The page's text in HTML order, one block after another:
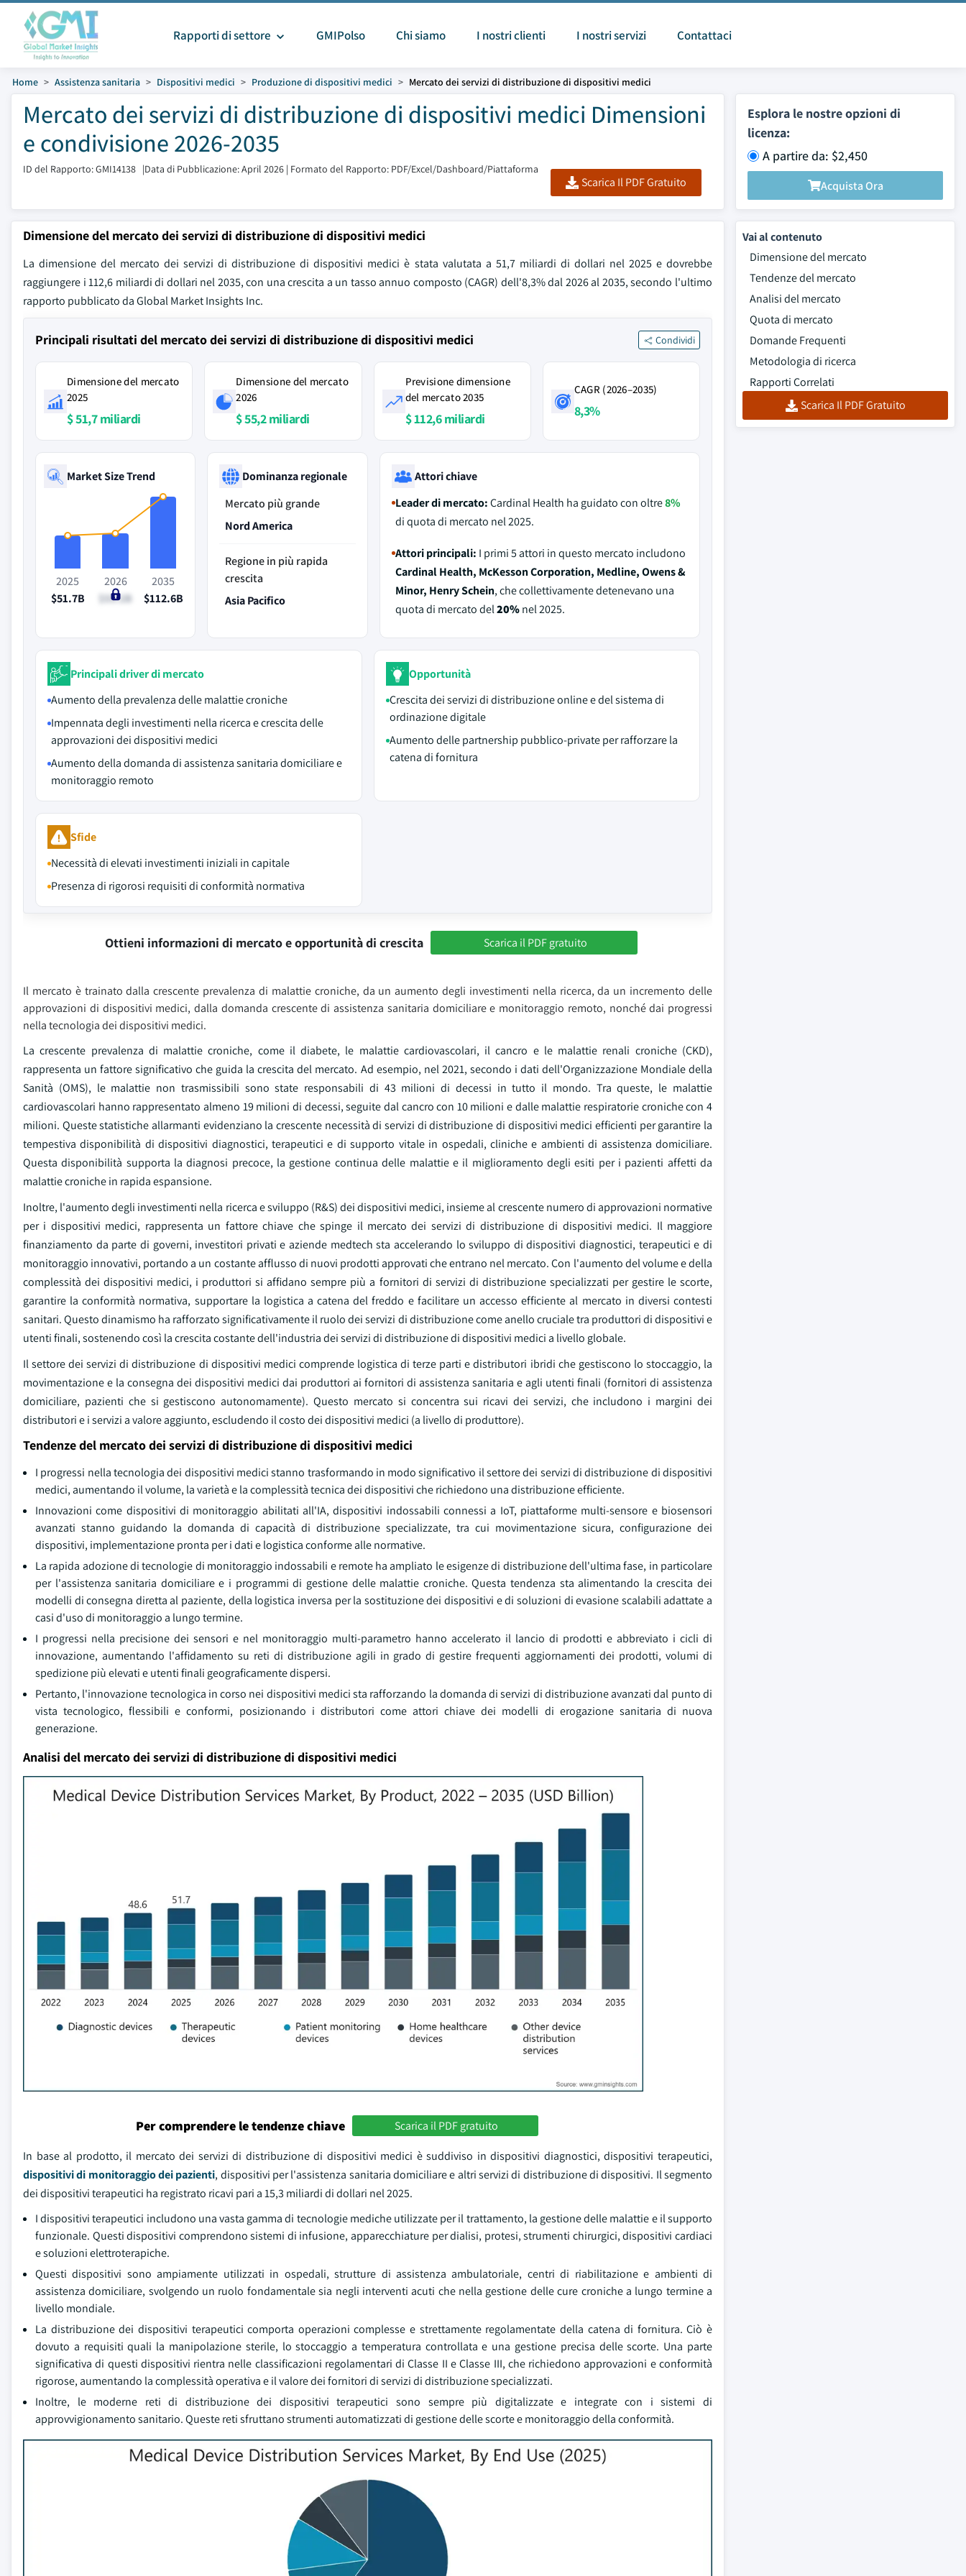
Rapporti di settore GMIPolso Chi siamo I nostri clienti I nostri servizi Contattaci
Home Assistenza sanitaria Dispositivi medici Produzione di dispositivi medici Mercato dei servizi di distribuzione di dispositivi medici
Mercato dei servizi di distribuzione di dispositivi medici Dimensioni
e condivisione 2026-2035
ID del Rapporto: GMI14138 |Data di Pubblicazione: April 2026 | Formato del Rapporto: PDF/Excel/Dashboard/Piattaforma
Scarica Il PDF Gratuito
Esplora le nostre opzioni di
licenza:
A partire da: $2,450
Acquista Ora
Dimensione del mercato dei servizi di distribuzione di dispositivi medici
La dimensione del mercato dei servizi di distribuzione di dispositivi medici è stata valutata a 51,7 miliardi di dollari nel 2025 e dovrebbe
raggiungere i 112,6 miliardi di dollari nel 2035, con una crescita a un tasso annuo composto (CAGR) dell'8,3% dal 2026 al 2035, secondo l'ultimo
rapporto pubblicato da Global Market Insights Inc.
Principali risultati del mercato dei servizi di distribuzione di dispositivi medici Condividi
Dimensione del mercato
2025
$ 51,7 miliardi
Dimensione del mercato
2026
$ 55,2 miliardi
Previsione dimensione
del mercato 2035
$ 112,6 miliardi
CAGR (2026–2035)
8,3%
Market Size Trend
2025
$51.7B
2026
$55.2B
2035
$112.6B
Dominanza regionale
Mercato più grande
Nord America
Regione in più rapida
crescita
Asia Pacifico
Attori chiave
Leader di mercato:Cardinal Health ha guidato con oltre8%
di quota di mercato nel 2025.
Attori principali: I primi 5 attori in questo mercato includono
Cardinal Health, McKesson Corporation, Medline, Owens &
Minor, Henry Schein, che collettivamente detenevano una
quota di mercato del20%nel 2025.
Principali driver di mercato
Aumento della prevalenza delle malattie croniche
Impennata degli investimenti nella ricerca e crescita delle
approvazioni dei dispositivi medici
Aumento della domanda di assistenza sanitaria domiciliare e
monitoraggio remoto
Opportunità
Crescita dei servizi di distribuzione online e del sistema di
ordinazione digitale
Aumento delle partnership pubblico-private per rafforzare la
catena di fornitura
Sfide
Necessità di elevati investimenti iniziali in capitale
Presenza di rigorosi requisiti di conformità normativa
Ottieni informazioni di mercato e opportunità di crescita Scarica il PDF gratuito
Il mercato è trainato dalla crescente prevalenza di malattie croniche, da un aumento degli investimenti nella ricerca, da un incremento delle
approvazioni di dispositivi medici, dalla domanda crescente di assistenza sanitaria domiciliare e monitoraggio remoto, nonché dai progressi
nella tecnologia dei dispositivi medici.
La crescente prevalenza di malattie croniche, come il diabete, le malattie cardiovascolari, il cancro e le malattie renali croniche (CKD),
rappresenta un fattore significativo che guida la crescita del mercato. Ad esempio, nel 2021, secondo i dati dell'Organizzazione Mondiale della
Sanità (OMS), le malattie non trasmissibili sono state responsabili di 43 milioni di decessi in tutto il mondo. Tra queste, le malattie
cardiovascolari hanno rappresentato almeno 19 milioni di decessi, seguite dal cancro con 10 milioni e dalle malattie respiratorie croniche con 4
milioni. Queste statistiche allarmanti evidenziano la crescente necessità di servizi di distribuzione di dispositivi medici efficienti per garantire la
tempestiva disponibilità di dispositivi diagnostici, terapeutici e di supporto vitale in ospedali, cliniche e ambienti di assistenza domiciliare.
Questa disponibilità supporta la diagnosi precoce, la gestione continua delle malattie e il miglioramento degli esiti per i pazienti affetti da
malattie croniche in rapida espansione.
Inoltre, l'aumento degli investimenti nella ricerca e sviluppo (R&S) dei dispositivi medici, insieme al crescente numero di approvazioni normative
per i dispositivi medici, rappresenta un fattore chiave che spinge il mercato dei servizi di distribuzione di dispositivi medici. Il maggiore
finanziamento da parte di governi, investitori privati e aziende medtech sta accelerando lo sviluppo di dispositivi diagnostici, terapeutici e di
monitoraggio innovativi, portando a un costante afflusso di nuovi prodotti approvati che entrano nel mercato. Con l'aumento del volume e della
complessità dei dispositivi medici, i produttori si affidano sempre più a fornitori di servizi di distribuzione specializzati per gestire le scorte,
garantire la conformità normativa, supportare la logistica a catena del freddo e facilitare un accesso efficiente al mercato in diversi contesti
sanitari. Questo dinamismo ha rafforzato significativamente il ruolo dei servizi di distribuzione come anello cruciale tra produttori di dispositivi e
utenti finali, sostenendo così la crescita costante dell'industria dei servizi di distribuzione di dispositivi medici a livello globale.
Il settore dei servizi di distribuzione di dispositivi medici comprende logistica di terze parti e distributori ibridi che gestiscono lo stoccaggio, la
movimentazione e la consegna dei dispositivi medici dai produttori ai fornitori di assistenza sanitaria e agli utenti finali (fornitori di assistenza
domiciliare, pazienti che si gestiscono autonomamente). Questo mercato si concentra sui ricavi dei servizi, che includono i margini dei
distributori e i servizi a valore aggiunto, escludendo il costo dei dispositivi medici (a livello di produttore).
Tendenze del mercato dei servizi di distribuzione di dispositivi medici
I progressi nella tecnologia dei dispositivi medici stanno trasformando in modo significativo il settore dei servizi di distribuzione di dispositivi
medici, aumentando il volume, la varietà e la complessità tecnica dei dispositivi che richiedono una distribuzione efficiente.
Innovazioni come dispositivi di monitoraggio abilitati all'IA, dispositivi indossabili connessi a IoT, piattaforme multi-sensore e biosensori
avanzati stanno guidando la domanda di capacità di distribuzione specializzate, tra cui movimentazione sicura, configurazione dei
dispositivi, implementazione pronta per i dati e logistica conforme alle normative.
La rapida adozione di tecnologie di monitoraggio indossabili e remote ha ampliato le esigenze di distribuzione dell'ultima fase, in particolare
per l'assistenza sanitaria domiciliare e i programmi di gestione delle malattie croniche. Questa tendenza sta alimentando la crescita dei
modelli di consegna diretta al paziente, della logistica inversa per la sostituzione dei dispositivi e di soluzioni di evasione scalabili adattate a
casi d'uso di monitoraggio a lungo termine.
I progressi nella precisione dei sensori e nel monitoraggio multi-parametro hanno accelerato il lancio di prodotti e abbreviato i cicli di
innovazione, aumentando l'affidamento su reti di distribuzione agili in grado di gestire frequenti aggiornamenti dei prodotti, volumi di
spedizione più elevati e utenti finali geograficamente dispersi.
Pertanto, l'innovazione tecnologica in corso nei dispositivi medici sta rafforzando la domanda di servizi di distribuzione avanzati dal punto di
vista tecnologico, flessibili e conformi, posizionando i distributori come attori chiave dei modelli di erogazione sanitaria di nuova
generazione.
Analisi del mercato dei servizi di distribuzione di dispositivi medici
Per comprendere le tendenze chiave
Scarica il PDF gratuito
In base al prodotto, il mercato dei servizi di distribuzione di dispositivi medici è suddiviso in dispositivi diagnostici, dispositivi terapeutici,
dispositivi di monitoraggio dei pazienti, dispositivi per l'assistenza sanitaria domiciliare e altri servizi di distribuzione di dispositivi. Il segmento
dei dispositivi terapeutici ha registrato ricavi pari a 15,3 miliardi di dollari nel 2025.
I dispositivi terapeutici includono una vasta gamma di tecnologie mediche utilizzate per il trattamento, la gestione delle malattie e il supporto
funzionale. Questi dispositivi comprendono sistemi di infusione, apparecchiature per dialisi, protesi, strumenti chirurgici, dispositivi cardiaci
e soluzioni elettroterapiche.
Questi dispositivi sono ampiamente utilizzati in ospedali, strutture di assistenza ambulatoriale, centri di riabilitazione e ambienti di
assistenza domiciliare, svolgendo un ruolo fondamentale sia negli interventi acuti che nella gestione delle cure croniche a lungo termine a
livello mondiale.
La distribuzione dei dispositivi terapeutici comporta operazioni complesse e strettamente regolamentate della catena di fornitura. Ciò è
dovuto a requisiti quali la manipolazione sterile, lo stoccaggio a temperatura controllata e una gestione precisa delle scorte. Una parte
significativa di questi dispositivi rientra nelle classificazioni regolamentari di Classe II e Classe III, che richiedono approvazioni e conformità
rigorose, aumentando la complessità operativa e il valore dei fornitori di servizi di distribuzione specializzati.
Inoltre, le moderne reti di distribuzione dei dispositivi terapeutici sono sempre più digitalizzate e integrate con i sistemi di
approvvigionamento sanitario. Queste reti sfruttano strumenti automatizzati di gestione delle scorte e monitoraggio della conformità.
Vai al contenuto
Dimensione del mercato
Tendenze del mercato
Analisi del mercato
Quota di mercato
Domande Frequenti
Metodologia di ricerca
Rapporti Correlati
Scarica Il PDF Gratuito